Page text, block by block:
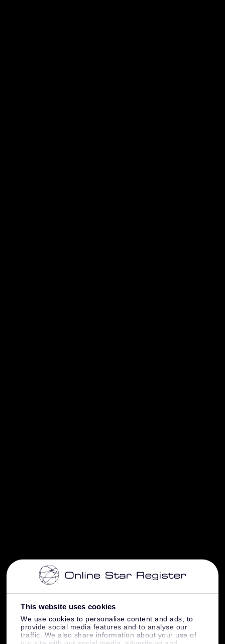
This website uses cookies
We use cookies to personalise content and ads, to
provide social media features and to analyse our
traffic. We also share information about your use of